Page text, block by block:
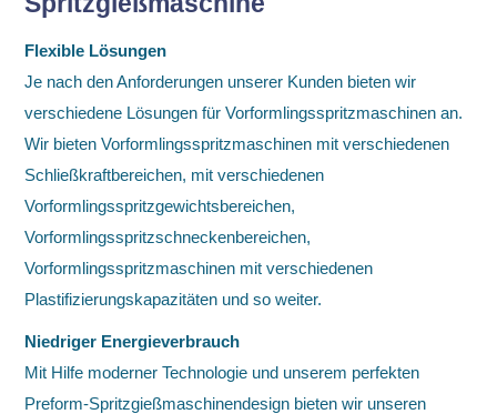
Flexible Lösungen
Je nach den Anforderungen unserer Kunden bieten wir
verschiedene Lösungen für Vorformlingsspritzmaschinen an.
Wir bieten Vorformlingsspritzmaschinen mit verschiedenen
Schließkraftbereichen, mit verschiedenen
Vorformlingsspritzgewichtsbereichen,
Vorformlingsspritzschneckenbereichen,
Vorformlingsspritzmaschinen mit verschiedenen
Plastifizierungskapazitäten und so weiter.
Niedriger Energieverbrauch
Mit Hilfe moderner Technologie und unserem perfekten
Preform-Spritzgießmaschinendesign bieten wir unseren